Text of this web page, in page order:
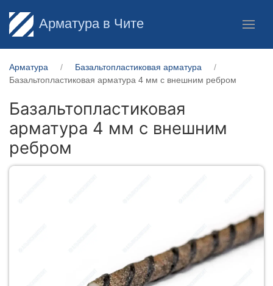
Арматура в Чите
Арматура
Базальтопластиковая арматура
Базальтопластиковая арматура 4 мм с внешним ребром
Базальтопластиковая
арматура 4 мм с внешним
ребром